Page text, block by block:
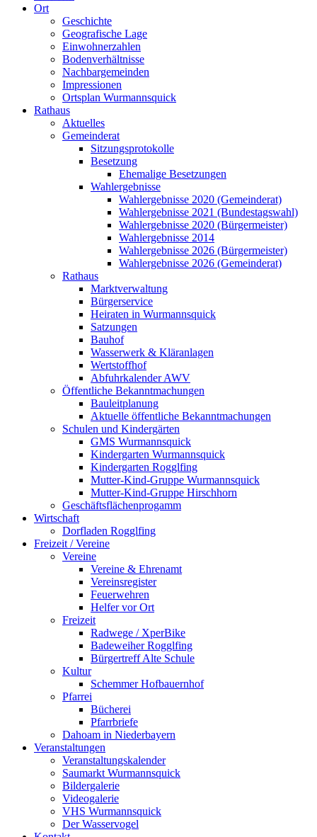
Ort
Geschichte
Geografische Lage
Einwohnerzahlen
Bodenverhältnisse
Nachbargemeinden
Impressionen
Ortsplan Wurmannsquick
Rathaus
Aktuelles
Gemeinderat
Sitzungsprotokolle
Besetzung
Ehemalige Besetzungen
Wahlergebnisse
Wahlergebnisse 2020 (Gemeinderat)
Wahlergebnisse 2021 (Bundestagswahl)
Wahlergebnisse 2020 (Bürgermeister)
Wahlergebnisse 2014
Wahlergebnisse 2026 (Bürgermeister)
Wahlergebnisse 2026 (Gemeinderat)
Rathaus
Marktverwaltung
Bürgerservice
Heiraten in Wurmannsquick
Satzungen
Bauhof
Wasserwerk & Kläranlagen
Wertstoffhof
Abfuhrkalender AWV
Öffentliche Bekanntmachungen
Bauleitplanung
Aktuelle öffentliche Bekanntmachungen
Schulen und Kindergärten
GMS Wurmannsquick
Kindergarten Wurmannsquick
Kindergarten Rogglfing
Mutter-Kind-Gruppe Wurmannsquick
Mutter-Kind-Gruppe Hirschhorn
Geschäftsflächenprogamm
Wirtschaft
Dorfladen Rogglfing
Freizeit / Vereine
Vereine
Vereine & Ehrenamt
Vereinsregister
Feuerwehren
Helfer vor Ort
Freizeit
Radwege / XperBike
Badeweiher Rogglfing
Bürgertreff Alte Schule
Kultur
Schemmer Hofbauernhof
Pfarrei
Bücherei
Pfarrbriefe
Dahoam in Niederbayern
Veranstaltungen
Veranstaltungskalender
Saumarkt Wurmannsquick
Bildergalerie
Videogalerie
VHS Wurmannsquick
Der Wasservogel